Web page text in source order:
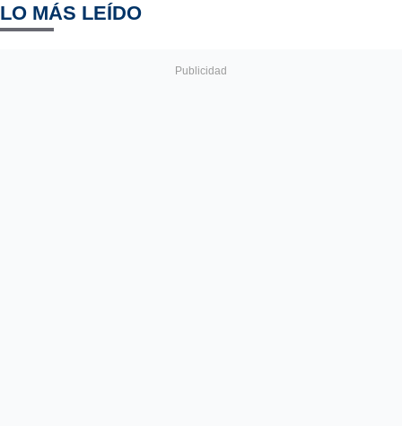
LO MÁS LEÍDO